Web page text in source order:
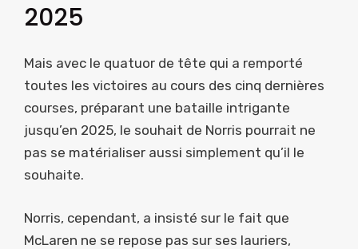
2025
Mais avec le quatuor de tête qui a remporté
toutes les victoires au cours des cinq dernières
courses, préparant une bataille intrigante
jusqu’en 2025, le souhait de Norris pourrait ne
pas se matérialiser aussi simplement qu’il le
souhaite.
Norris, cependant, a insisté sur le fait que
McLaren ne se repose pas sur ses lauriers,